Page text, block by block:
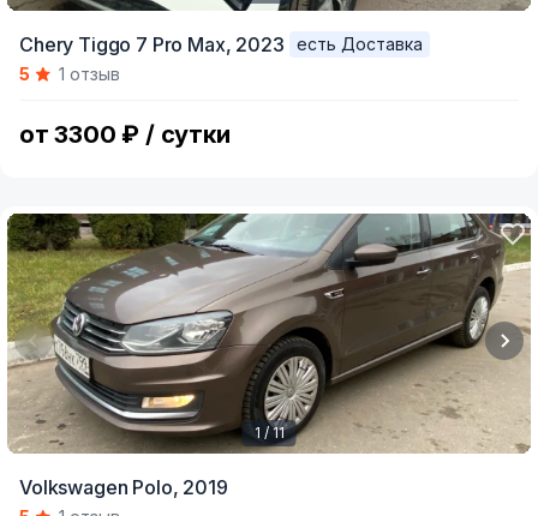
of
Chery Tiggo 7 Pro Max, 2023
есть Доставка
5
1 отзыв
от 3300 ₽ / сутки
1 / 11
Volkswagen Polo, 2019